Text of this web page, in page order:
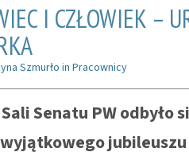
I CZŁOWIEK –
Szmurłoin Pracownicy
Senatu PW odbyło